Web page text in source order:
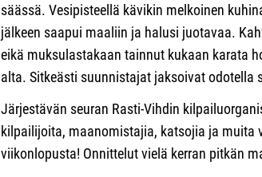
säässä. Vesipisteellä kävikin melkoinen
jälkeen saapui maaliin ja halusi juotavaa.
eikä muksulastakaan tainnut kukaan karata
alta. Sitkeästi suunnistajat jaksoivat odotella
Järjestävän seuran Rasti-Vihdin
kilpailijoita, maanomistajia, katsojia ja muita
viikonlopusta! Onnittelut vielä kerran pitkän